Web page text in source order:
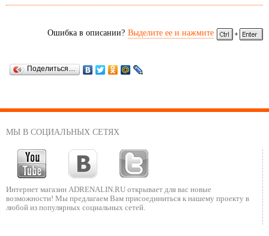
Ошибка в описании? Выделите ее и нажмите
Поделиться…
МЫ В СОЦИАЛЬНЫХ СЕТЯХ
Интернет магазин ADRENALIN.RU открывает для вас новые
возможности! Мы предлагаем Вам присоединиться к нашему проекту в
любой из популярных социальных сетей.